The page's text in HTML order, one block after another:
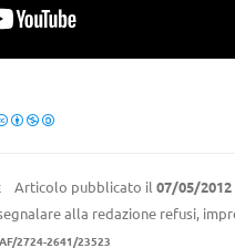
Articolo pubblicato il 07/05/2012
alla redazione refusi,
2724-2641/23523